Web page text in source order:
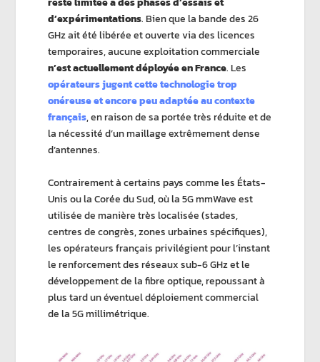
d’expérimentations. Bien que la bande des 26
GHz ait été libérée et ouverte via des licences
temporaires, aucune exploitation commerciale
n’est actuellement déployée en France. Les
opérateurs jugent cette technologie trop
onéreuse et encore peu adaptée au contexte
français, en raison de sa portée très réduite et de
la nécessité d’un maillage extrêmement dense
d’antennes.
Contrairement à certains pays comme les États-
Unis ou la Corée du Sud, où la 5G mmWave est
utilisée de manière très localisée (stades,
centres de congrès, zones urbaines spécifiques),
les opérateurs français privilégient pour l’instant
le renforcement des réseaux sub-6 GHz et le
développement de la fibre optique, repoussant à
plus tard un éventuel déploiement commercial
de la 5G millimétrique.